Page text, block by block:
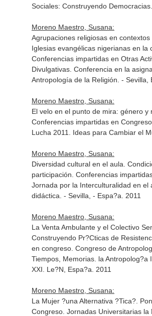
Sociales: Construyendo
Moreno Maestro, Susana:
Agrupaciones religiosas en contextos
Iglesias evangélicas nigerianas en la
Conferencias impartidas en Otras
Divulgativas. Conferencia en la
Antropología de la Religión. - Sevilla,
Moreno Maestro, Susana:
El velo en el punto de mira: género y
Conferencias impartidas en
Lucha 2011. Ideas para Cambiar el
Moreno Maestro, Susana:
Diversidad cultural en el aula.
participación. Conferencias
Jornada por la Interculturalidad en el
didáctica. - Sevilla, - Espa?a. 2011
Moreno Maestro, Susana:
La Venta Ambulante y el Colectivo
Construyendo Pr?Cticas de
en congreso. Congreso de
Tiempos, Memorias. la Antropolog?a
XXI. Le?N, Espa?a. 2011
Moreno Maestro, Susana:
La Mujer ?una Alternativa ?Tica?.
Congreso. Jornadas Universitarias la